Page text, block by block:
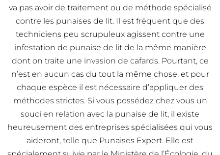
va pas avoir de traitement ou de méthode spécialisé
contre les punaises de lit. Il est fréquent que des
techniciens peu scrupuleux agissent contre une
infestation de punaise de lit de la même manière
dont on traite une invasion de cafards. Pourtant, ce
n’est en aucun cas du tout la même chose, et pour
chaque espèce il est nécessaire d’appliquer des
méthodes strictes. Si vous possédez chez vous un
souci en relation avec la punaise de lit, il existe
heureusement des entreprises spécialisées qui vous
aideront, telle que Punaises Expert. Elle est